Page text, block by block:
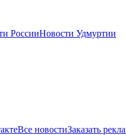
РоссииНовости Удмуртии
Все новостиЗаказать